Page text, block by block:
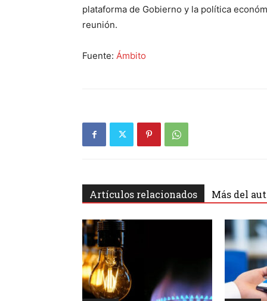
plataforma de Gobierno y la política
reunión.
Fuente: Ámbito
Artículos relacionados Más del